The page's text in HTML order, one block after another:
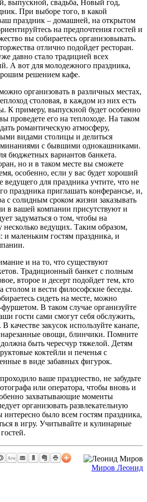
выпускной, свадьба, Новый год,
При выборе того, в какой
праздник – домашней, на открытом
на предпочтения гостей и
вы собираетесь организовывать.
отлично подойдет ресторан.
давно стало традицией всех
А вот для молодежного праздника,
решением кафе.
организовать в различных местах,
столовая, в каждом из них есть
К примеру, выпускной будет особенно
проведете его на теплоходе. На таком
романтическую атмосферу,
видами столицы и делиться
с бывшими однокашниками.
бюджетных вариантов банкета.
но и в таком месте вы сможете
особенно, если у вас будет хороший
для праздника учтите, что не
праздника приглашать конферансье, и,
с солидным сроком жизни заказывать
в вашей компании присутствуют и
задуматься о том, чтобы на
несколько ведущих. Таким образом,
и маленьким гостям праздника, и
и на то, что существуют
Традиционный банкет с полным
второе и десерт подойдет тем, кто
столом и вести философские беседы.
сидеть на месте, можно
В таком случае организуйте
гости сами смогут себя обслужить,
качестве закусок используйте канапе,
нарезанные овощи, блинчики. Помните
быть чересчур тяжелой. Детям
коктейли и печенья с
в виде забавных фигурок.
ваше празднество, не забудьте
или оператора, чтобы вновь и
захватывающие моменты
организовать развлекательную
интересно было всем гостям праздника,
в игру. Учитывайте и кулинарные
Миров Леонид